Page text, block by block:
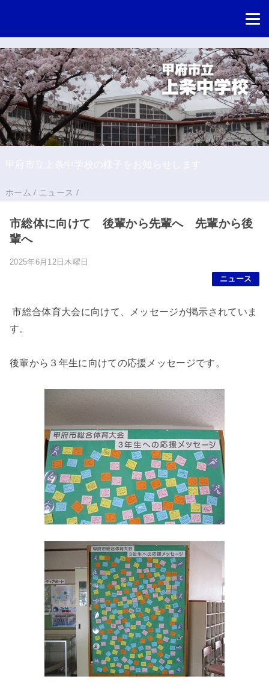
ホーム / ニュース /
市総体に向けて 後輩から先輩へ 先輩から後
輩へ
2025年6月12日木曜日
ニュース
市総合体育大会に向けて、メッセージが掲示されていま
す。
後輩から３年生に向けての応援メッセージです。